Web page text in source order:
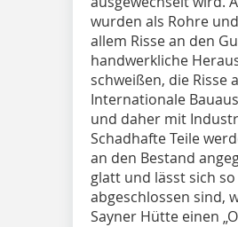
wurden als Rohre
allem Risse an den
handwerkliche
schweißen, die Risse
Internationale
und daher mit
Schadhafte Teile
an den Bestand
glatt und lässt sich
abgeschlossen sind,
Sayner Hütte einen